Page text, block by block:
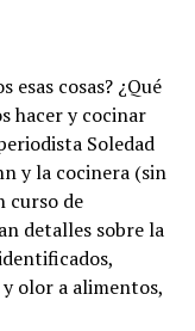
esas cosas? ¿Qué
hacer y cocinar
Soledad
y la cocinera (sin
curso de
detalles sobre la
olor a alimentos,